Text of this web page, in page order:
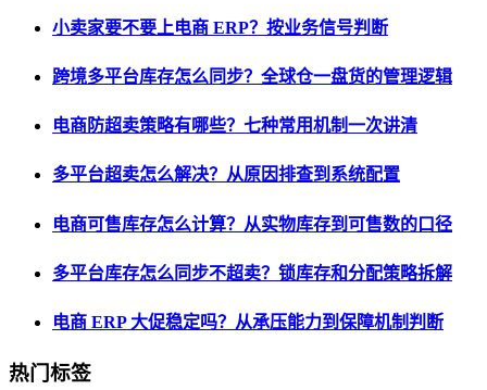
小卖家要不要上电商 ERP？按业务信号判断
跨境多平台库存怎么同步？全球仓一盘货的管理逻辑
电商防超卖策略有哪些？七种常用机制一次讲清
多平台超卖怎么解决？从原因排查到系统配置
电商可售库存怎么计算？从实物库存到可售数的口径
多平台库存怎么同步不超卖？锁库存和分配策略拆解
电商 ERP 大促稳定吗？从承压能力到保障机制判断
热门标签